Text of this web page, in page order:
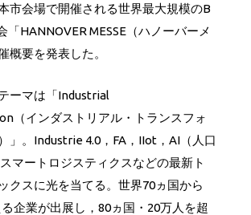
市会場で開催される世界最大規模のB
「HANNOVER MESSE（ハノーバーメ
概要を発表した。
ーマは「Industrial
（インダストリアル・トランスフォ
」。Industrie 4.0，FA，IIot，AI（人口
マートロジスティクスなどの最新ト
クスに光を当てる。世界70ヵ国から
企業が出展し，80ヵ国・20万人を超